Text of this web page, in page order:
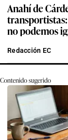
Anahí de
no podemos
Redacción EC
Contenido sugerido